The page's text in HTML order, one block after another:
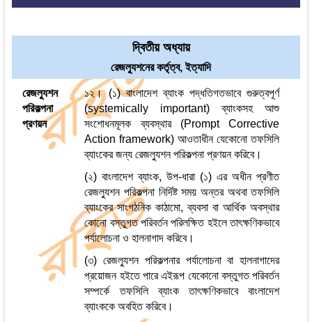
দ্বিতীয় অধ্যায়
রেজল্যুশনের কর্তৃত্ব, ইত্যাদি
রেজল্যুশন
পরিকল্পনা
প্রণয়ন
১২। (১) বাংলাদেশ ব্যাংক পদ্ধতিগতভাবে গুরুত্বপূর্ণ
(systemically important) ব্যাংকসহ আশু
সংশোধনমূলক ব্যবস্থার (Prompt Corrective
Action framework) আওতাধীন যেকোনো তফসিলি
ব্যাংকের জন্য রেজল্যুশন পরিকল্পনা প্রণয়ন করিবে।
(২) বাংলাদেশ ব্যাংক, উপ-ধারা (১) এর অধীন প্রণীত
রেজল্যুশন পরিকল্পনা নির্দিষ্ট সময় অন্তর অথবা তফসিলি
ব্যাংকের সাংগঠনিক কাঠামো, ব্যবসা বা আর্থিক অবস্থার
কোনো বস্তুগত পরিবর্তন পরিলক্ষিত হইলে তাৎক্ষণিকভাবে
পর্যালোচনা ও হালনাগাদ করিবে।
(৩) রেজল্যুশন পরিকল্পনার পর্যালোচনা বা হালনাগাদের
প্রয়োজন হইতে পারে এইরূপ যেকোনো বস্তুগত পরিবর্তন
সম্পর্কে তফসিলি ব্যাংক তাৎক্ষণিকভাবে বাংলাদেশ
ব্যাংককে অবহিত করিবে।